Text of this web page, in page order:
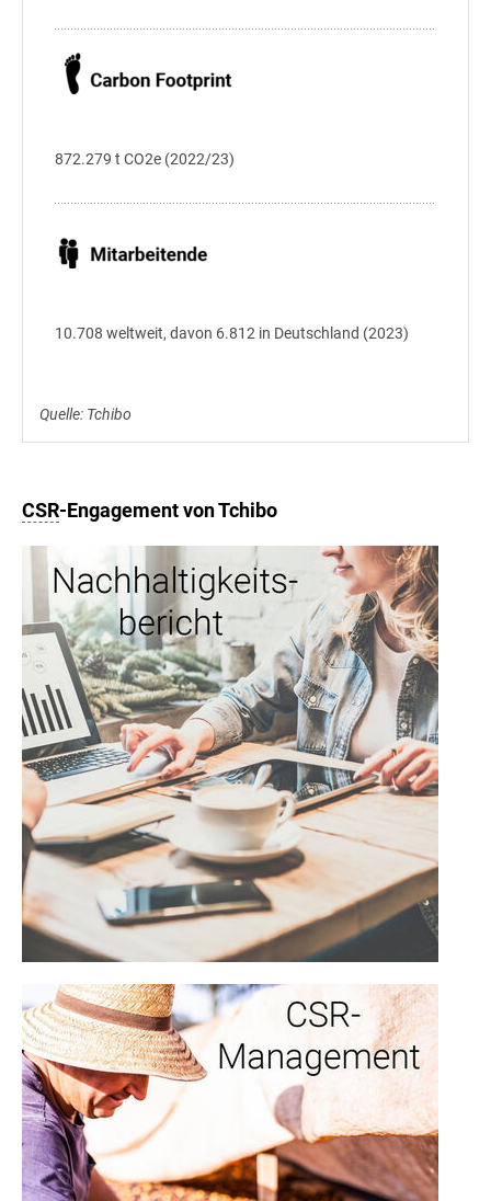
872.279 t CO2e (2022/23)
10.708 weltweit, davon 6.812 in Deutschland (2023)
Quelle: Tchibo
CSR-Engagement von Tchibo